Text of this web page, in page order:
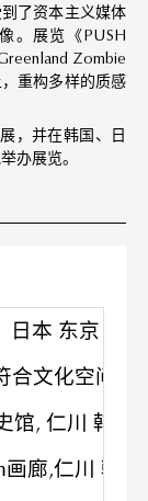
了资本主义媒体
。展览《PUSH
Zombie
重构多样的质感
，并在韩国、日
办展览。
日本 东京
合文化空间,
, 仁川 韩国
廊,仁川 韩国